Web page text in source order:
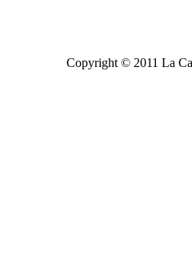
Copyright © 2011 La